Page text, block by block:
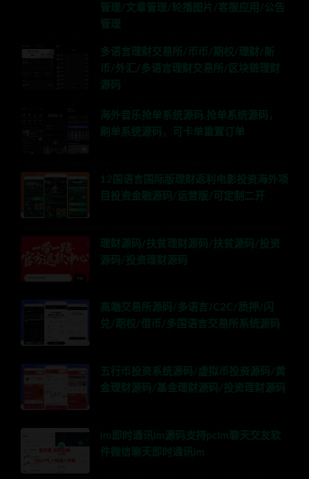
管理/文章管理/轮播图片/客服应用/公告
管理
多语言理财交易所/币币/期权/理财/新
币/外汇/多语言理财交易所/区块链理财
源码
海外音乐抢单系统源码,抢单系统源码，
刷单系统源码，可卡单重置订单
12国语言国际版理财返利电影投资海外项
目投资金融源码/运营版/可定制二开
理财源码/扶贫理财源码/扶贫源码/投资
源码/投资理财源码
高端交易所源码/多语言/C2C/质押/闪
兑/期权/借币/多国语言交易所系统源码
五行币投资系统源码/虚拟币投资源码/黄
金理财源码/基金理财源码/投资理财源码
im即时通讯im源码支持pcim聊天交友软
件微信聊天即时通讯im